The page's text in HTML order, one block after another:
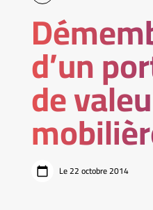
d’un
de
Le 22 octobre 2014